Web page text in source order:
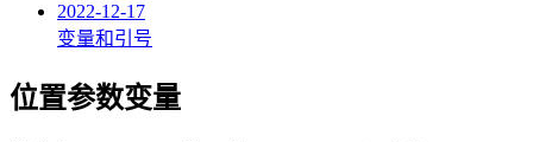
2022-12-17
变量和引号
位置参数变量